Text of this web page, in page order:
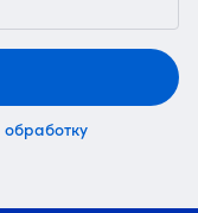
обработку